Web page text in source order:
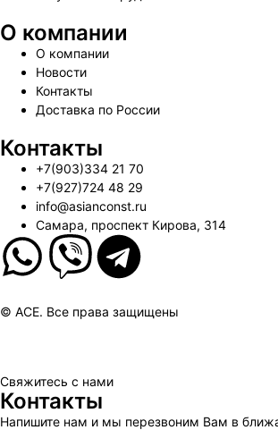
О компании
О компании
Новости
Контакты
Доставка по России
Контакты
+7(903)334 21 70
+7(927)724 48 29
info@asianconst.ru
Самара, проспект Кирова, 314
© ACE. Все права защищены
Свяжитесь с нами
Контакты
Напишите нам и мы перезвоним Вам в